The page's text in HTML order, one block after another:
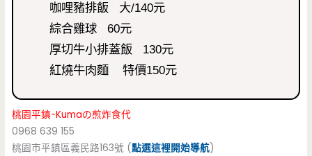
咖哩豬排飯 大/140元
綜合雞球 60元
厚切牛小排蓋飯 130元
紅燒牛肉麵 特價150元
桃園平鎮-Kumaの煎炸食代
0968 639 155
桃園市平鎮區義民路163號 (點選這裡開始導航)